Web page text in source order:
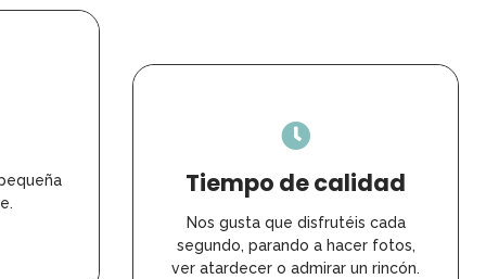
Tiempo de calidad
Nos gusta que disfrutéis cada
segundo, parando a hacer fotos,
ver atardecer o admirar un rincón.